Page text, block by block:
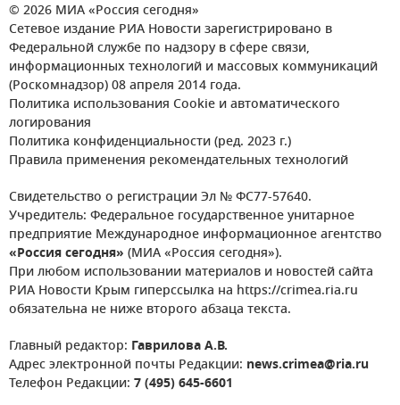
© 2026 МИА «Россия сегодня»
Сетевое издание РИА Новости зарегистрировано в
Федеральной службе по надзору в сфере связи,
информационных технологий и массовых коммуникаций
(Роскомнадзор) 08 апреля 2014 года.
Политика использования Cookie и автоматического
логирования
Политика конфиденциальности (ред. 2023 г.)
Правила применения рекомендательных технологий
Свидетельство о регистрации Эл № ФС77-57640.
Учредитель: Федеральное государственное унитарное
предприятие Международное информационное агентство
«Россия сегодня» (МИА «Россия сегодня»).
При любом использовании материалов и новостей сайта
РИА Новости Крым гиперссылка на https://crimea.ria.ru
обязательна не ниже второго абзаца текста.
Главный редактор: Гаврилова А.В.
Адрес электронной почты Редакции: news.crimea@ria.ru
Телефон Редакции: 7 (495) 645-6601